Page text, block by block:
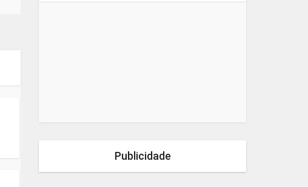
Publicidade